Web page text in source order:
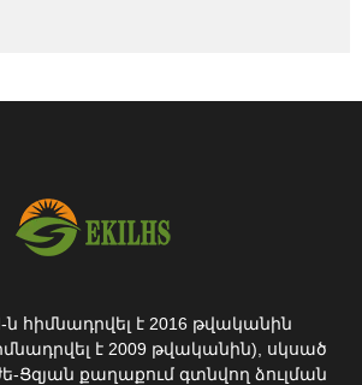
ն հիմնադրվել է 2016 թվականին
է 2009 թվականին), սկսած
Ցզյան քաղաքում գտնվող ձուլման